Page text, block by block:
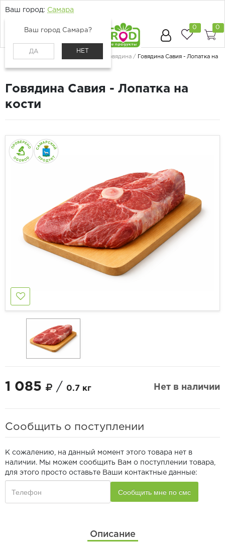
Ваш город: Самара
Ваш город Самара?
ДА НЕТ
0 0
Говядина
Говядина Савия - Лопатка на
Говядина Савия - Лопатка на
кости
1 085 / 0.7 кг Нет в наличии
Сообщить о поступлении
К сожалению, на данный момент этого товара нет в
наличии. Мы можем сообщить Вам о поступлении товара,
для этого просто оставьте Ваши контактные данные:
Описание